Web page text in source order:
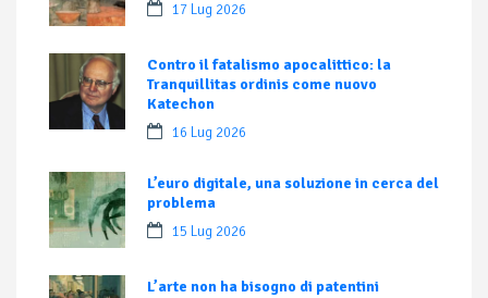
17 Lug 2026
Contro il fatalismo apocalittico: la
Tranquillitas ordinis come nuovo
Katechon
16 Lug 2026
L’euro digitale, una soluzione in cerca del
problema
15 Lug 2026
L’arte non ha bisogno di patentini